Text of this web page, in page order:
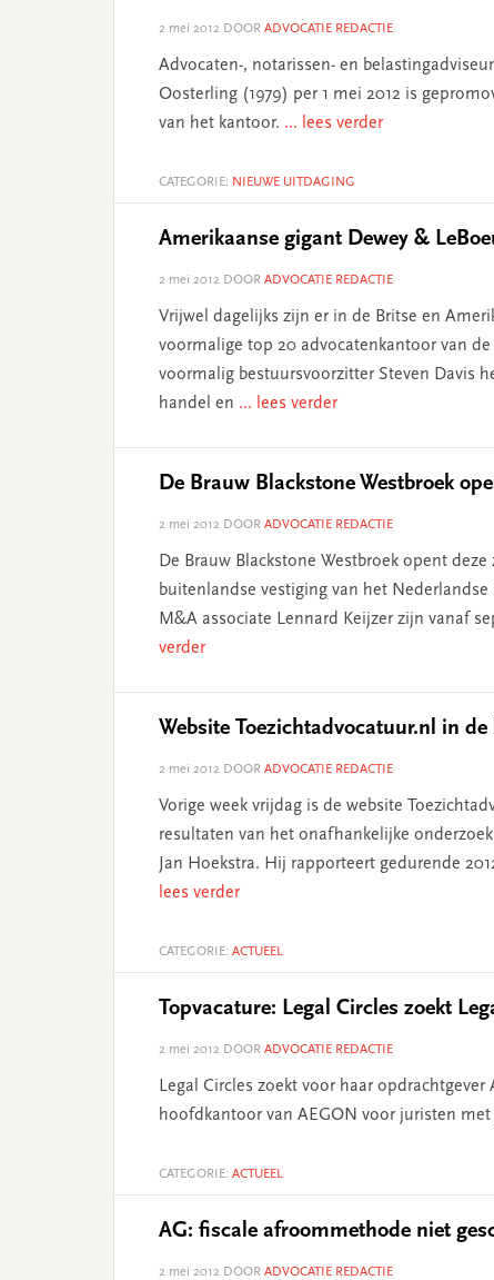
2 mei 2012 DOOR ADVOCATIE REDACTIE
Advocaten-, notarissen- en
Oosterling (1979) per 1 mei 2012 is
van het kantoor. ... lees verder
CATEGORIE: NIEUWE UITDAGING
Amerikaanse gigant Dewey &
2 mei 2012 DOOR ADVOCATIE REDACTIE
Vrijwel dagelijks zijn er in de Britse en
voormalige top 20 advocatenkantoor van
voormalig bestuursvoorzitter Steven Davis
handel en ... lees verder
De Brauw Blackstone Westbroek
2 mei 2012 DOOR ADVOCATIE REDACTIE
De Brauw Blackstone Westbroek opent
buitenlandse vestiging van het
M&A associate Lennard Keijzer zijn vanaf
verder
Website Toezichtadvocatuur.nl in
2 mei 2012 DOOR ADVOCATIE REDACTIE
Vorige week vrijdag is de website
resultaten van het onafhankelijke
Jan Hoekstra. Hij rapporteert gedurende
lees verder
CATEGORIE: ACTUEEL
Topvacature: Legal Circles zoekt
2 mei 2012 DOOR ADVOCATIE REDACTIE
Legal Circles zoekt voor haar
hoofdkantoor van AEGON voor juristen met
CATEGORIE: ACTUEEL
AG: fiscale afroommethode niet
2 mei 2012 DOOR ADVOCATIE REDACTIE